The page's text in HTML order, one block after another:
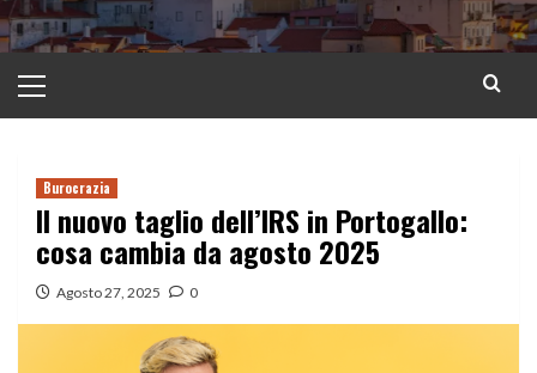
principale
Burocrazia
Il nuovo taglio dell’IRS in Portogallo:
cosa cambia da agosto 2025
Agosto 27, 2025 0